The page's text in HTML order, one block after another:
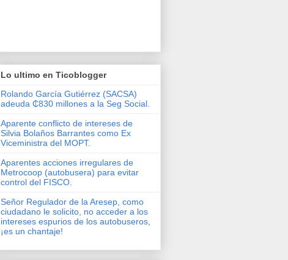
Lo ultimo en Ticoblogger
Rolando García Gutiérrez (SACSA)
adeuda ₵830 millones a la Seg Social.
Aparente conflicto de intereses de
Silvia Bolaños Barrantes como Ex
Viceministra del MOPT.
Aparentes acciones irregulares de
Metrocoop (autobusera) para evitar
control del FISCO.
Señor Regulador de la Aresep, como
ciudadano le solicito, no acceder a los
intereses espurios de los autobuseros,
¡es un chantaje!